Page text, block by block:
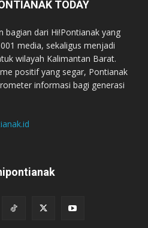
TODAY
bagian dari Hi!Pontianak yang
media, sekaligus menjadi
wilayah Kalimantan Barat.
positif yang segar, Pontianak
informasi bagi generasi